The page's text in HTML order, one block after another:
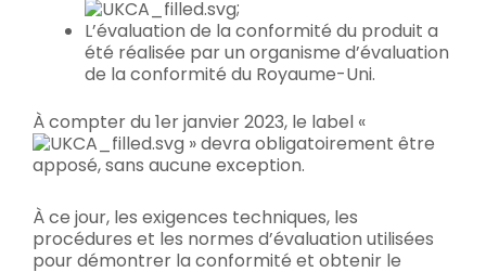
;
L’évaluation de la conformité du produit a
été réalisée par un organisme d’évaluation
de la conformité du Royaume-Uni.
À compter du 1er janvier 2023, le label «
» devra obligatoirement être
apposé, sans aucune exception.
À ce jour, les exigences techniques, les
procédures et les normes d’évaluation utilisées
pour démontrer la conformité et obtenir le